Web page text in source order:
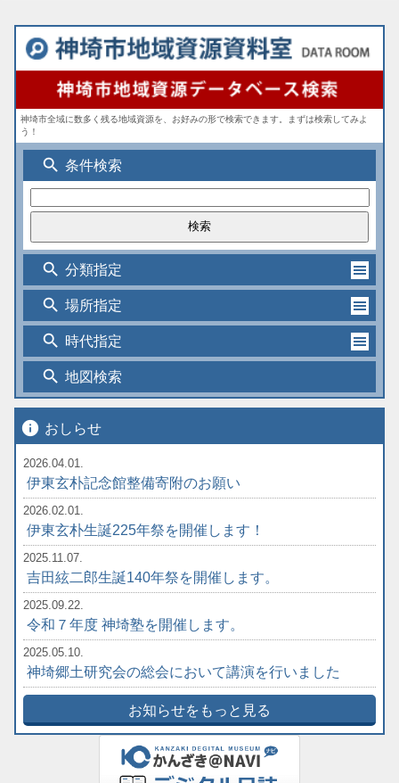
神埼市全域に数多く残る地域資源を、お好みの形で検索できます。まずは検索してみよ
う！
search 条件検索
search 分類指定
search 場所指定
search 時代指定
search 地図検索
info おしらせ
2026.04.01.
伊東玄朴記念館整備寄附のお願い
2026.02.01.
伊東玄朴生誕225年祭を開催します！
2025.11.07.
吉田絃二郎生誕140年祭を開催します。
2025.09.22.
令和７年度 神埼塾を開催します。
2025.05.10.
神埼郷土研究会の総会において講演を行いました
お知らせをもっと見る